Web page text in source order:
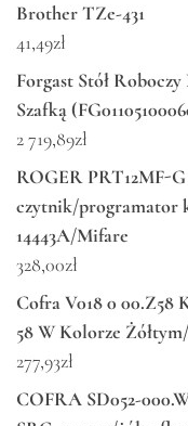
Brother TZe-431
41,49zł
Forgast Stół
Szafką
2 719,89zł
ROGER PRT12MF-
czytnik/programator
14443A/Mifare
328,00zł
Cofra V018 0 00.Z58
58 W Kolorze
277,93zł
COFRA SD052-